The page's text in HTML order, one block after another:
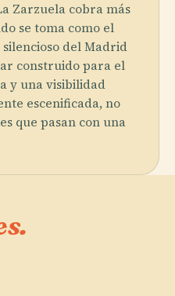
Zarzuela cobra más
se toma como el
del Madrid
construido para el
y una visibilidad
escenificada, no
que pasan con una